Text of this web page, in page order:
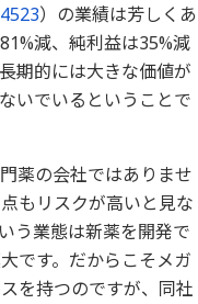
4523）の業績は芳しくあ
減、純利益は35%減
期的には大きな価値が
いでいるということで
薬の会社ではありませ
もリスクが高いと見な
う業態は新薬を開発で
です。だからこそメガ
を持つのですが、同社